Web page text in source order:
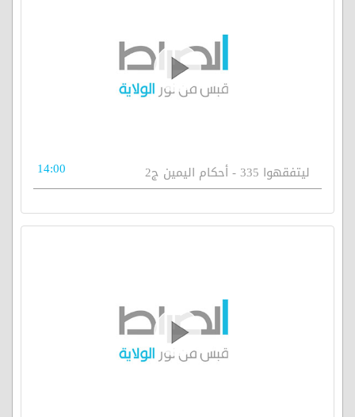
ليتفقهوا 335 - أحكام اليمين ج2 14:00